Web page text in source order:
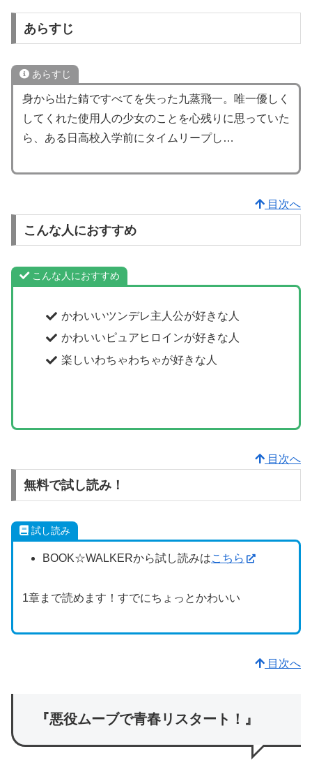
あらすじ
あらすじ
身から出た錆ですべてを失った九蒸飛一。唯一優しく
してくれた使用人の少女のことを心残りに思っていた
ら、ある日高校入学前にタイムリープし…
目次へ
こんな人におすすめ
こんな人におすすめ
かわいいツンデレ主人公が好きな人
かわいいピュアヒロインが好きな人
楽しいわちゃわちゃが好きな人
目次へ
無料で試し読み！
試し読み
BOOK☆WALKERから試し読みはこちら
1章まで読めます！すでにちょっとかわいい
目次へ
『悪役ムーブで青春リスタート！』